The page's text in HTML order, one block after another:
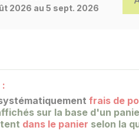
2026 au 5 sept. 2026
:
frais de
sur la base d'un
dans le panier selon la